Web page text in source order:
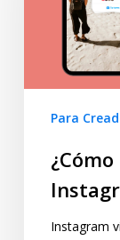
Para
Instagram